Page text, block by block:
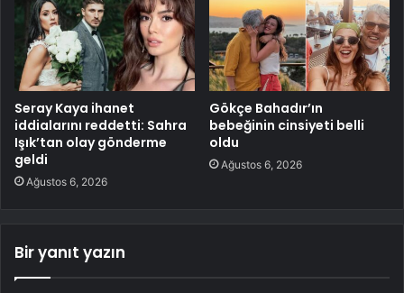
Seray Kaya ihanet
iddialarını reddetti: Sahra
Işık’tan olay gönderme
geldi
Ağustos 6, 2026
Gökçe Bahadır’ın
bebeğinin cinsiyeti belli
oldu
Ağustos 6, 2026
Bir yanıt yazın